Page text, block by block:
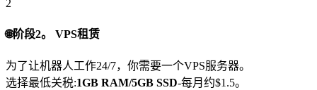
2
🌐阶段2。 VPS租赁
为了让机器人工作24/7，你需要一个VPS服务器。
选择最低关税:1GB RAM/5GB SSD-每月约$1.5。